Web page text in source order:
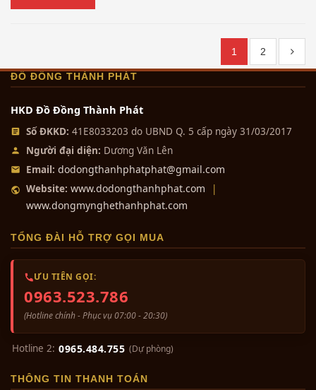
1 2
ĐỒ ĐỒNG THÀNH PHÁT
HKD Đồ Đồng Thành Phát
Số ĐKKD: 41E8033203 do UBND Q. 5 cấp ngày 31/03/2017
Người đại diện: Dương Văn Lên
Email: dodongthanhphatphat@gmail.com
Website: www.dodongthanhphat.com |
www.dongmynghethanhphat.com
TỔNG ĐÀI HỖ TRỢ GỌI MUA
ƯU TIÊN GỌI:
0963.523.786
(Hotline chính - Phục vụ 07:00 - 20:30)
Hotline 2: 0965.484.755 (Dự phòng)
THÔNG TIN THANH TOÁN